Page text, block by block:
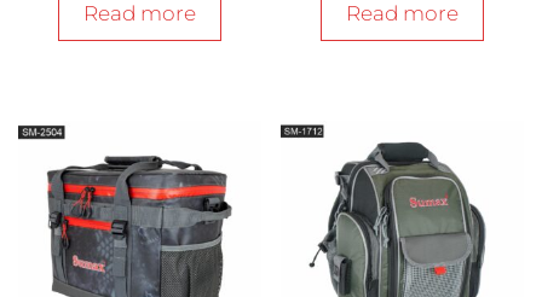
Read more Read more